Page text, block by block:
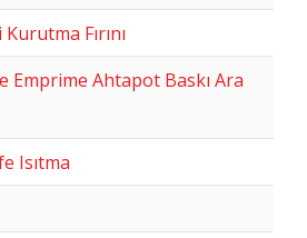
Fırını
Emprime Ahtapot Baskı Ara
Isıtma